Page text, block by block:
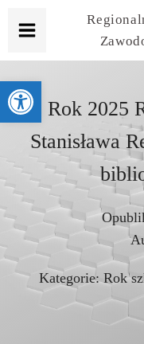
Rok 2025
Stanisława
Kategorie:Rok
Otwórz pasek narzędzi